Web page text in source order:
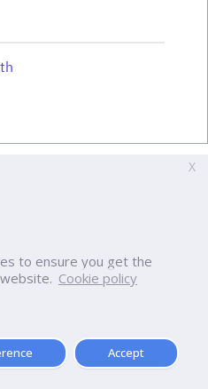
to ensure you get the
Cookie policy
Accept
X